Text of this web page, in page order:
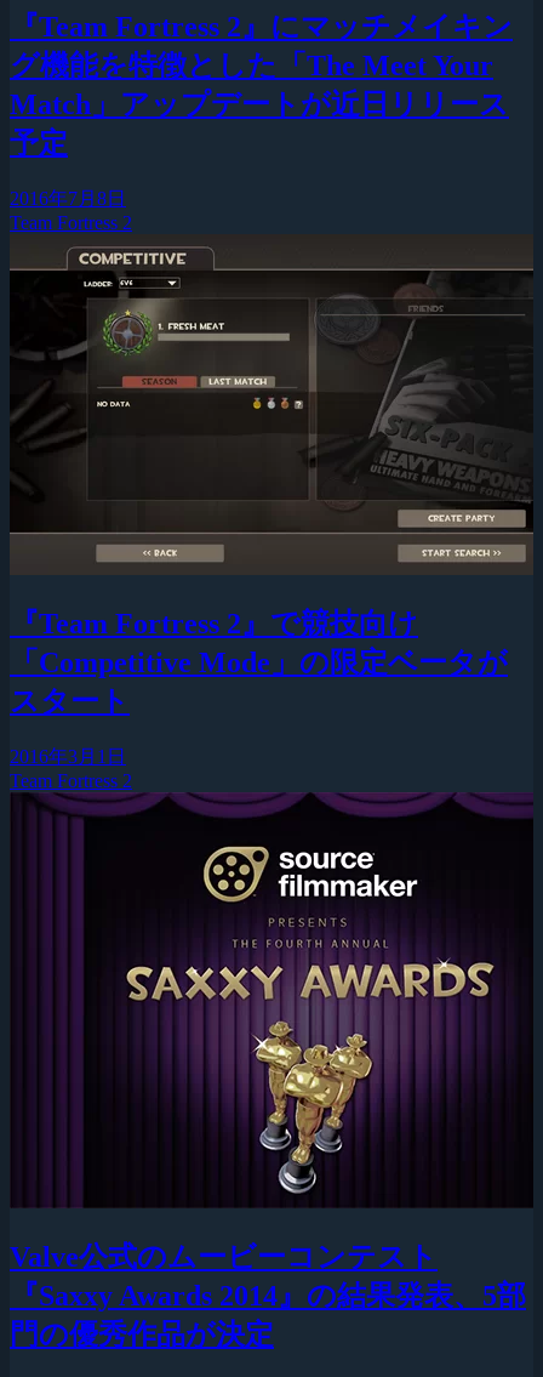
『Team Fortress 2』にマッチメイキン
グ機能を特徴とした「The Meet Your
Match」アップデートが近日リリース
予定
2016年7月8日
Team Fortress 2
『Team Fortress 2』で競技向け
「Competitive Mode」の限定ベータが
スタート
2016年3月1日
Team Fortress 2
Valve公式のムービーコンテスト
『Saxxy Awards 2014』の結果発表、5部
門の優秀作品が決定